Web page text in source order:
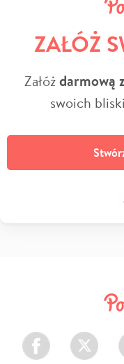
ZAŁÓŻ
Załóżdarmową
swoich
Facebook Twitter